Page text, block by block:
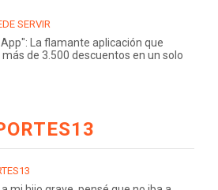
SERVIR
La flamante aplicación que
de 3.500 descuentos en un solo